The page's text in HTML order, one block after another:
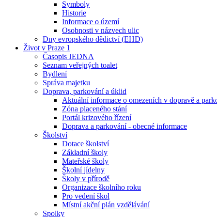
Symboly
Historie
Informace o území
Osobnosti v názvech ulic
Dny evropského dědictví (EHD)
Život v Praze 1
Časopis JEDNA
Seznam veřejných toalet
Bydlení
Správa majetku
Doprava, parkování a úklid
Aktuální informace o omezeních v dopravě a
Zóna placeného stání
Portál krizového řízení
Doprava a parkování - obecné informace
Školství
Dotace školství
Základní školy
Mateřské školy
Školní jídelny
Školy v přírodě
Organizace školního roku
Pro vedení škol
Místní akční plán vzdělávání
Spolky